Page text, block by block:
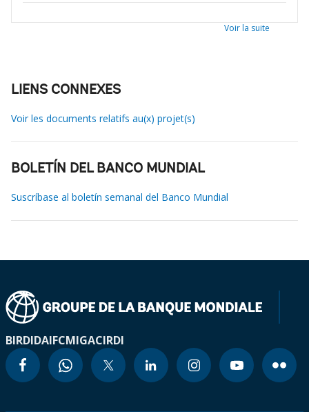
Voir la suite
LIENS CONNEXES
Voir les documents relatifs au(x) projet(s)
BOLETÍN DEL BANCO MUNDIAL
Suscríbase al boletín semanal del Banco Mundial
BIRDIDAIFCMIGACIRDI